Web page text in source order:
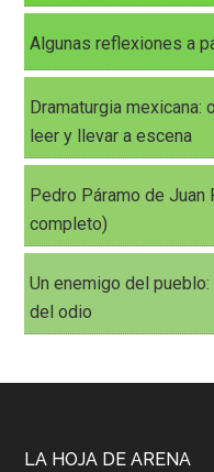
Algunas reflexiones a
Dramaturgia mexicana:
leer y llevar a escena
Pedro Páramo de Juan
completo)
Un enemigo del
del odio
LA HOJA DE ARENA